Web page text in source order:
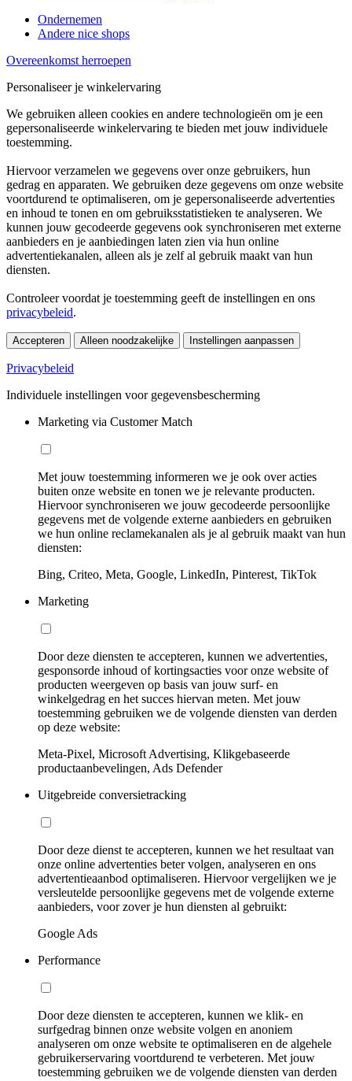
Ondernemen
Andere nice shops
Overeenkomst herroepen
Personaliseer je winkelervaring
We gebruiken alleen cookies en andere technologieën om je een
gepersonaliseerde winkelervaring te bieden met jouw individuele
toestemming.
Hiervoor verzamelen we gegevens over onze gebruikers, hun
gedrag en apparaten. We gebruiken deze gegevens om onze website
voortdurend te optimaliseren, om je gepersonaliseerde advertenties
en inhoud te tonen en om gebruiksstatistieken te analyseren. We
kunnen jouw gecodeerde gegevens ook synchroniseren met externe
aanbieders en je aanbiedingen laten zien via hun online
advertentiekanalen, alleen als je zelf al gebruik maakt van hun
diensten.
Controleer voordat je toestemming geeft de instellingen en ons
privacybeleid.
Accepteren Alleen noodzakelijke Instellingen aanpassen
Privacybeleid
Individuele instellingen voor gegevensbescherming
Marketing via Customer Match
Met jouw toestemming informeren we je ook over acties
buiten onze website en tonen we je relevante producten.
Hiervoor synchroniseren we jouw gecodeerde persoonlijke
gegevens met de volgende externe aanbieders en gebruiken
we hun online reclamekanalen als je al gebruik maakt van hun
diensten:
Bing, Criteo, Meta, Google, LinkedIn, Pinterest, TikTok
Marketing
Door deze diensten te accepteren, kunnen we advertenties,
gesponsorde inhoud of kortingsacties voor onze website of
producten weergeven op basis van jouw surf- en
winkelgedrag en het succes hiervan meten. Met jouw
toestemming gebruiken we de volgende diensten van derden
op deze website:
Meta-Pixel, Microsoft Advertising, Klikgebaseerde
productaanbevelingen, Ads Defender
Uitgebreide conversietracking
Door deze dienst te accepteren, kunnen we het resultaat van
onze online advertenties beter volgen, analyseren en ons
advertentieaanbod optimaliseren. Hiervoor vergelijken we je
versleutelde persoonlijke gegevens met de volgende externe
aanbieders, voor zover je hun diensten al gebruikt:
Google Ads
Performance
Door deze diensten te accepteren, kunnen we klik- en
surfgedrag binnen onze website volgen en anoniem
analyseren om onze website te optimaliseren en de algehele
gebruikerservaring voortdurend te verbeteren. Met jouw
toestemming gebruiken we de volgende diensten van derden